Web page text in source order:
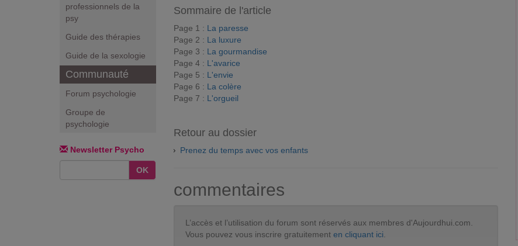
professionnels de la
psy
Guide des thérapies
Guide de la sexologie
Communauté
Forum psychologie
Groupe de
psychologie
Newsletter Psycho
OK
Sommaire de l'article
Page 1 : La paresse
Page 2 : La luxure
Page 3 : La gourmandise
Page 4 : L'avarice
Page 5 : L'envie
Page 6 : La colère
Page 7 : L'orgueil
Retour au dossier
Prenez du temps avec vos enfants
commentaires
L’accès et l’utilisation du forum sont réservés aux membres d'Aujourdhui.com.
Vous pouvez vous inscrire gratuitement en cliquant ici